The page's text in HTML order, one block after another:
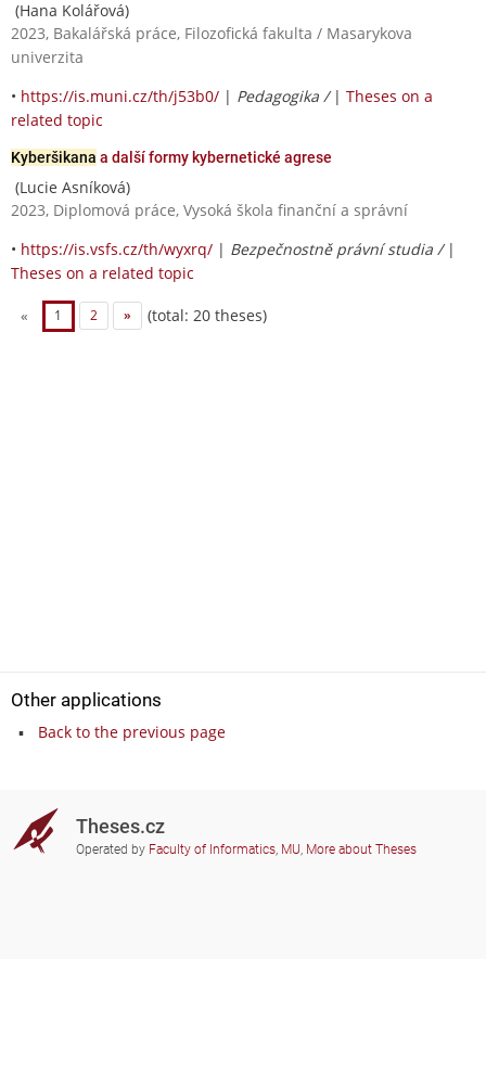
(Hana Kolářová)
2023, Bakalářská práce, Filozofická fakulta / Masarykova
univerzita
• https://is.muni.cz/th/j53b0/ | Pedagogika / | Theses on a
related topic
Kyberšikana a další formy kybernetické agrese
(Lucie Asníková)
2023, Diplomová práce, Vysoká škola finanční a správní
• https://is.vsfs.cz/th/wyxrq/ | Bezpečnostně právní studia / |
Theses on a related topic
« 1 2 » (total: 20 theses)
Other applications
Back to the previous page
Theses.cz
Operated by Faculty of Informatics, MU, More about Theses